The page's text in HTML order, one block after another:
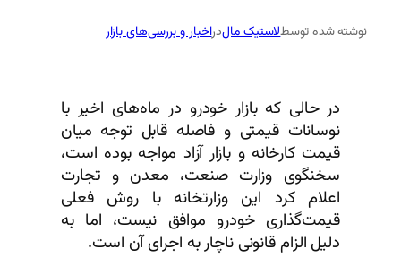
نوشته شده توسطلاستیک مالدراخبار و بررسی‌های بازار
در حالی که بازار خودرو در ماه‌های اخیر با
نوسانات قیمتی و فاصله قابل توجه میان
قیمت کارخانه و بازار آزاد مواجه بوده است،
سخنگوی وزارت صنعت، معدن و تجارت
اعلام کرد این وزارتخانه با روش فعلی
قیمت‌گذاری خودرو موافق نیست، اما به
دلیل الزام قانونی ناچار به اجرای آن است.